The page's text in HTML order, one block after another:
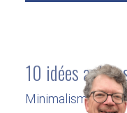
10 idées
Minimalisme 6